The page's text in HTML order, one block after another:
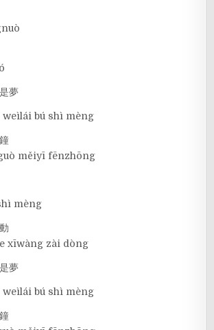
夢
weìlái bú shì mèng
měiyī fēnzhōng
mèng
xīwàng zài dòng
夢
weìlái bú shì mèng